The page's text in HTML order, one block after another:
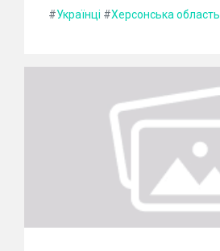
#Українці #Херсонська область